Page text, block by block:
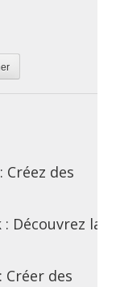
Créez des
Découvrez la
Créer des